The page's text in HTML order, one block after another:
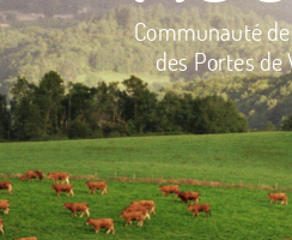
Communauté
des Portes de